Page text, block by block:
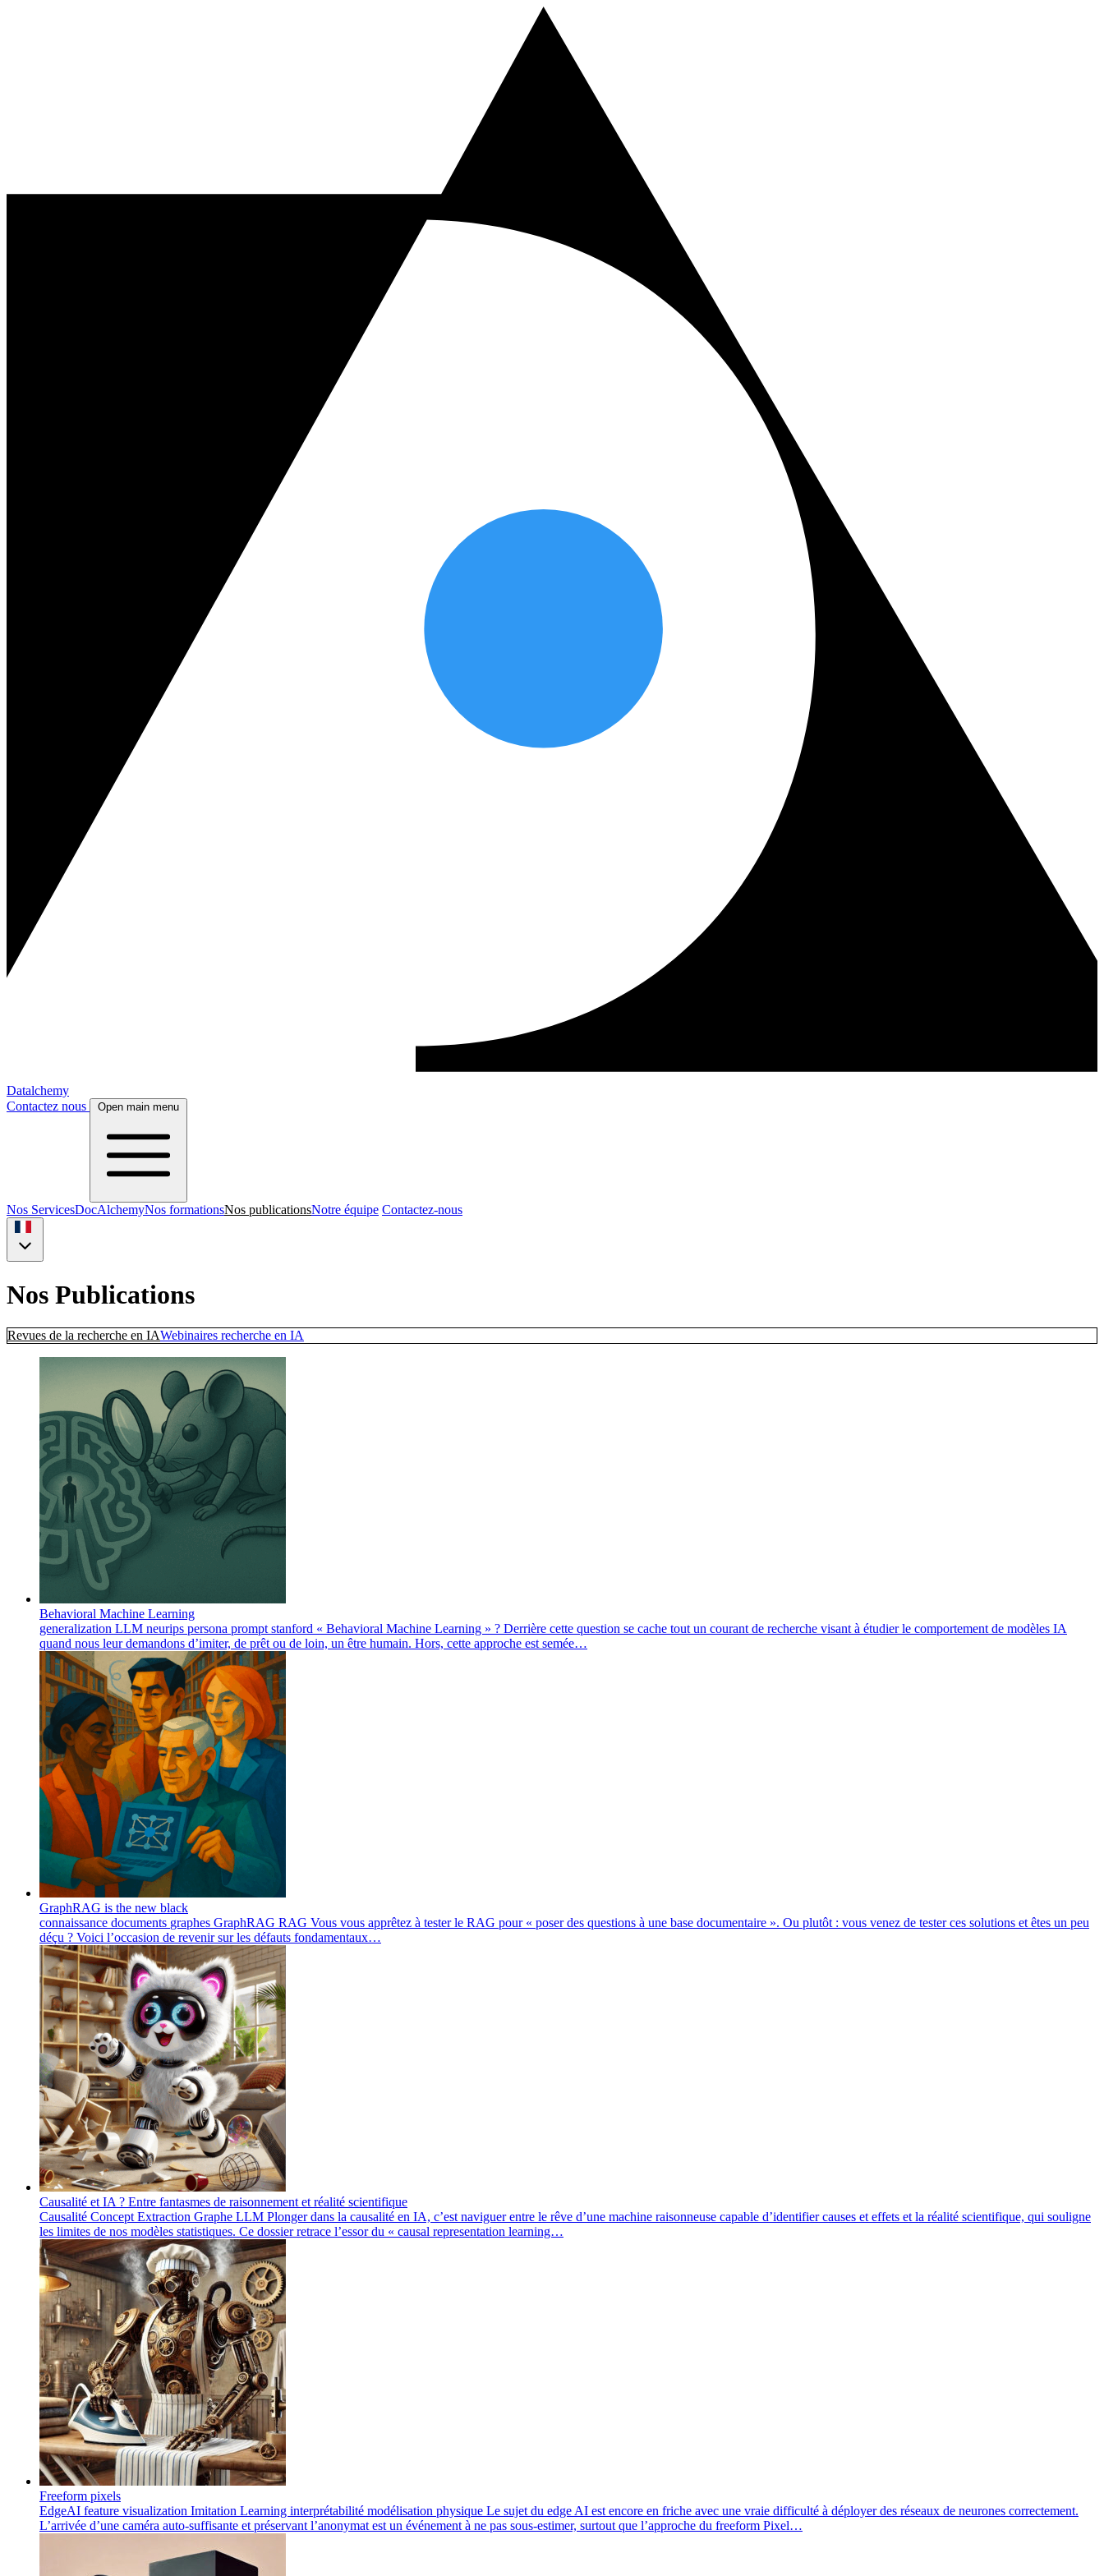
Datalchemy
Contactez nous
Open main menu
Nos ServicesDocAlchemyNos formationsNos publicationsNotre équipe Contactez-nous
Nos Publications
Revues de la recherche en IAWebinaires recherche en IA
Behavioral Machine Learning
generalization LLM neurips persona prompt stanford « Behavioral Machine Learning » ? Derrière cette question se cache tout un courant de recherche visant à étudier le comportement de modèles IA
quand nous leur demandons d’imiter, de prêt ou de loin, un être humain. Hors, cette approche est semée…
GraphRAG is the new black
connaissance documents graphes GraphRAG RAG Vous vous apprêtez à tester le RAG pour « poser des questions à une base documentaire ». Ou plutôt : vous venez de tester ces solutions et êtes un peu
déçu ? Voici l’occasion de revenir sur les défauts fondamentaux…
Causalité et IA ? Entre fantasmes de raisonnement et réalité scientifique
Causalité Concept Extraction Graphe LLM Plonger dans la causalité en IA, c’est naviguer entre le rêve d’une machine raisonneuse capable d’identifier causes et effets et la réalité scientifique, qui souligne
les limites de nos modèles statistiques. Ce dossier retrace l’essor du « causal representation learning…
Freeform pixels
EdgeAI feature visualization Imitation Learning interprétabilité modélisation physique Le sujet du edge AI est encore en friche avec une vraie difficulté à déployer des réseaux de neurones correctement.
L’arrivée d’une caméra auto-suffisante et préservant l’anonymat est un événement à ne pas sous-estimer, surtout que l’approche du freeform Pixel…